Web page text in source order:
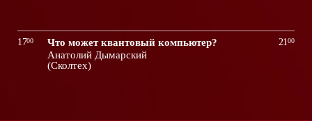
1700
Что может квантовый компьютер?
Анатолий Дымарский
(Сколтех)
2100